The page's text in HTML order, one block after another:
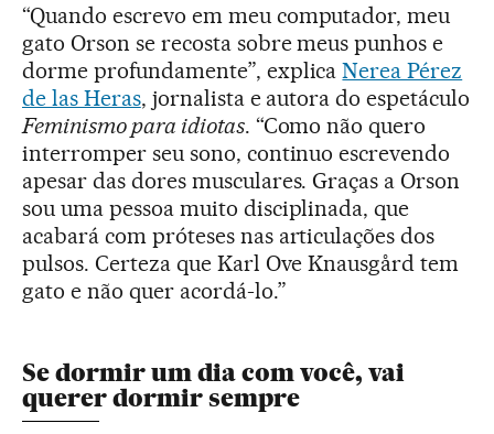
“Quando escrevo em meu computador, meu
gato Orson se recosta sobre meus punhos e
dorme profundamente”, explicaNerea Pérez
de las Heras, jornalista e autora do espetáculo
Feminismo para idiotas. “Como não quero
interromper seu sono, continuo escrevendo
apesar das dores musculares. Graças a Orson
sou uma pessoa muito disciplinada, que
acabará com próteses nas articulações dos
pulsos. Certeza que Karl Ove Knausgård tem
gato e não quer acordá-lo.”
Se dormir um dia com você, vai
querer dormir sempre